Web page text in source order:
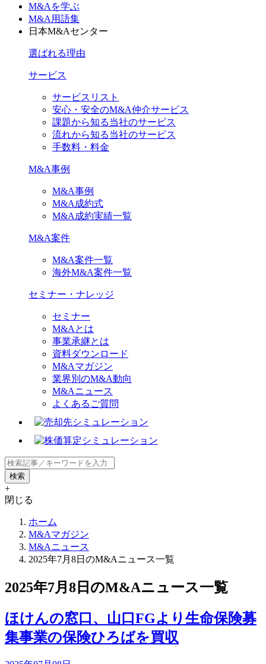
M&Aを学ぶ
M&A用語集
日本M&Aセンター
選ばれる理由
サービス
サービスリスト
安心・安全のM&A仲介サービス
課題から知る当社のサービス
流れから知る当社のサービス
手数料・料金
M&A事例
M&A事例
M&A成約式
M&A成約実績一覧
M&A案件
M&A案件一覧
海外M&A案件一覧
セミナー・ナレッジ
セミナー
M&Aとは
事業承継とは
資料ダウンロード
M&Aマガジン
業界別のM&A動向
M&Aニュース
よくあるご質問
+
閉じる
ホーム
M&Aマガジン
M&Aニュース
2025年7月8日のM&Aニュース一覧
2025年7月8日のM&Aニュース一覧
ほけんの窓口、山口FGより生命保険募
集事業の保険ひろばを買収